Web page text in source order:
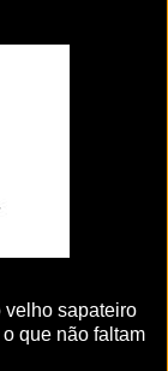
sapateiro
que não faltam